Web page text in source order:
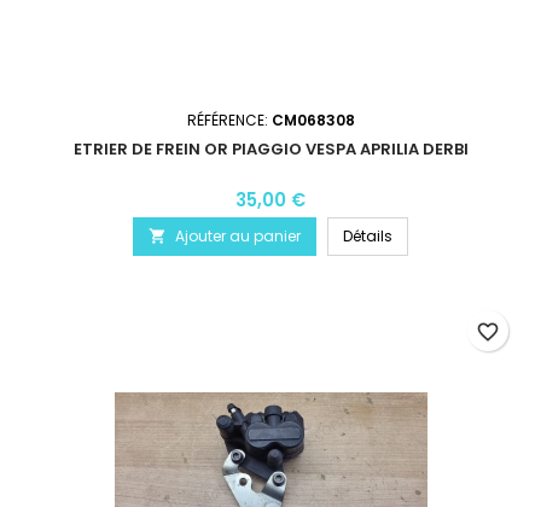
RÉFÉRENCE: CM068308
ETRIER DE FREIN OR PIAGGIO VESPA APRILIA DERBI
35,00 €
 Ajouter au panier Détails
favorite_border